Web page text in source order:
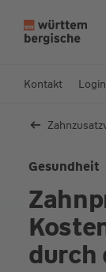
InKontakt Login
Gesundheit
durch
Art der